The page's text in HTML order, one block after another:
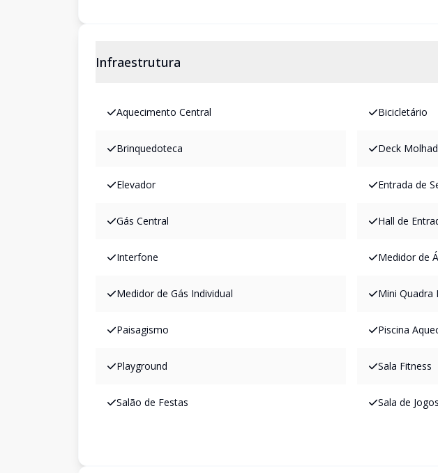
Infraestrutura
Aquecimento Central Bicicletário
Brinquedoteca Deck
Elevador Entrada de
Gás Central Hall de
Interfone Medidor de
Medidor de Gás Individual Mini Quadra
Paisagismo Piscina
Playground Sala Fitness
Salão de Festas Sala de Jogos